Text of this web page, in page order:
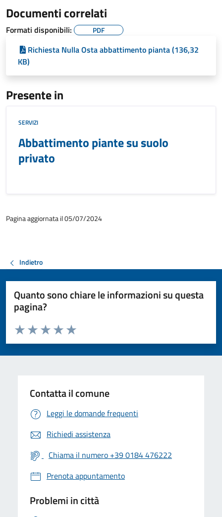
Documenti correlati
Formati disponibili: PDF
Richiesta Nulla Osta abbattimento pianta (136,32
KB)
Presente in
SERVIZI
Abbattimento piante su suolo
privato
Pagina aggiornata il 05/07/2024
Indietro
Quanto sono chiare le informazioni su questa
pagina?
Valuta da 1 a 5 stelle la pagina
Valuta 5 stelle su 5
Valuta 4 stelle su 5
Valuta 3 stelle su 5
Valuta 2 stelle su 5
Valuta 1 stelle su 5
Contatta il comune
Leggi le domande frequenti
Richiedi assistenza
Chiama il numero +39 0184 476222
Prenota appuntamento
Problemi in città